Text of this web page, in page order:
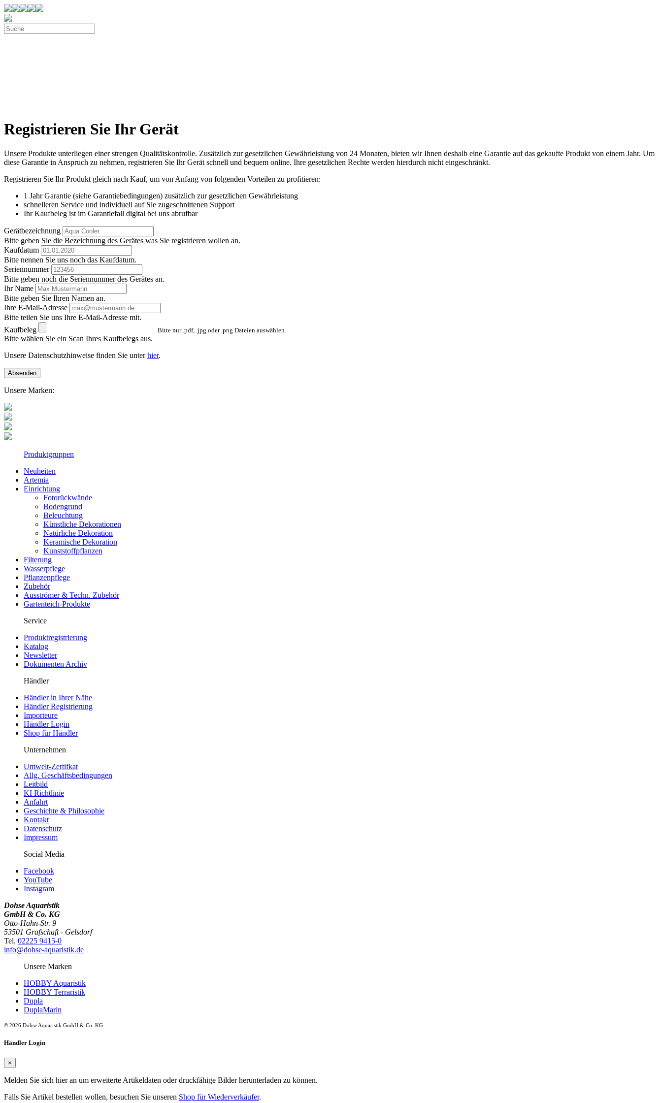
Registrieren Sie Ihr Gerät
Unsere Produkte unterliegen einer strengen Qualitätskontrolle. Zusätzlich zur gesetzlichen Gewährleistung von 24 Monaten, bieten wir Ihnen deshalb eine Garantie auf das gekaufte Produkt von einem Jahr. Um
diese Garantie in Anspruch zu nehmen, registrieren Sie Ihr Gerät schnell und bequem online. Ihre gesetzlichen Rechte werden hierdurch nicht eingeschränkt.
Registrieren Sie Ihr Produkt gleich nach Kauf, um von Anfang von folgenden Vorteilen zu profitieren:
1 Jahr Garantie (siehe Garantiebedingungen) zusätzlich zur gesetzlichen Gewährleistung
schnelleren Service und individuell auf Sie zugeschnittenen Support
Ihr Kaufbeleg ist im Garantiefall digital bei uns abrufbar
Gerätbezeichnung
Bitte geben Sie die Bezeichnung des Gerätes was Sie registrieren wollen an.
Kaufdatum
Bitte nennen Sie uns noch das Kaufdatum.
Seriennummer
Bitte geben noch die Seriennummer des Gerätes an.
Ihr Name
Bitte geben Sie Ihren Namen an.
Ihre E-Mail-Adresse
Bitte teilen Sie uns Ihre E-Mail-Adresse mit.
Kaufbeleg
Bitte nur .pdf, .jpg oder .png Dateien auswählen.
Bitte wählen Sie ein Scan Ihres Kaufbelegs aus.
Unsere Datenschutzhinweise finden Sie unterhier.
Absenden
Unsere Marken:
Produktgruppen
Neuheiten
Artemia
Einrichtung
Fotorückwände
Bodengrund
Beleuchtung
Künstliche Dekorationen
Natürliche Dekoration
Keramische Dekoration
Kunststoffpflanzen
Filterung
Wasserpflege
Pflanzenpflege
Zubehör
Ausströmer & Techn. Zubehör
Gartenteich-Produkte
Service
Produktregistrierung
Katalog
Newsletter
Dokumenten Archiv
Händler
Händler in Ihrer Nähe
Händler Registrierung
Importeure
Händler Login
Shop für Händler
Unternehmen
Umwelt-Zertifkat
Allg. Geschäftsbedingungen
Leitbild
KI Richtlinie
Anfahrt
Geschichte & Philosophie
Kontakt
Datenschutz
Impressum
Social Media
Facebook
YouTube
Instagram
Dohse Aquaristik
GmbH & Co. KG
Otto-Hahn-Str. 9
53501 Grafschaft - Gelsdorf
Tel. 02225 9415-0
info@dohse-aquaristik.de
Unsere Marken
HOBBY Aquaristik
HOBBY Terraristik
Dupla
DuplaMarin
© 2026 Dohse Aquaristik GmbH & Co. KG
Händler Login
×
Melden Sie sich hier an um erweiterte Artikeldaten oder druckfähige Bilder herunterladen zu können.
Falls Sie Artikel bestellen wollen, besuchen Sie unseren Shop für Wiederverkäufer.